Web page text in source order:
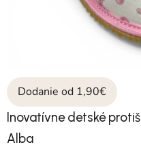
Dodanie od 1,90€
Inovatívne detské
Alba